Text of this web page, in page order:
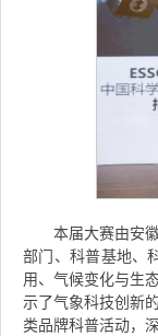
本届大赛由安
部门、科普基地、
用、气候变化与生
示了气象科技创新
类品牌科普活动，